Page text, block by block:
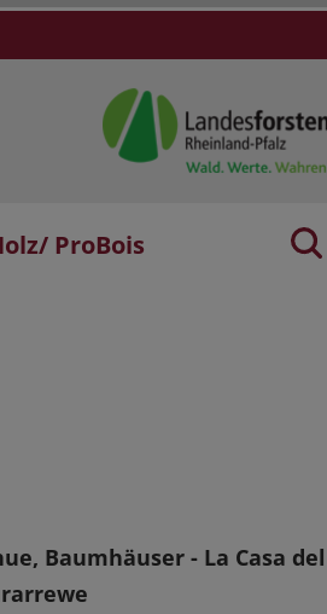
ProBois
Baumhäuser - La Casa del